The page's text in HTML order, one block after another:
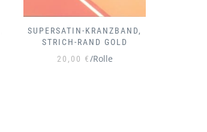
SUPERSATIN-KRANZBAND,
EFEU-RAND SCHWARZ
20,00 €/Rolle